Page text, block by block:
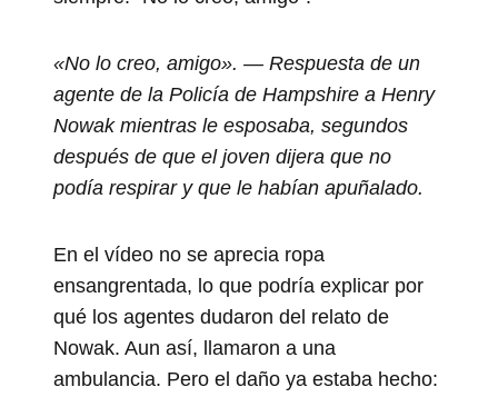
«No lo creo, amigo». — Respuesta de un
agente de la Policía de Hampshire a Henry
Nowak mientras le esposaba, segundos
después de que el joven dijera que no
podía respirar y que le habían apuñalado.
En el vídeo no se aprecia ropa
ensangrentada, lo que podría explicar por
qué los agentes dudaron del relato de
Nowak. Aun así, llamaron a una
ambulancia. Pero el daño ya estaba hecho: